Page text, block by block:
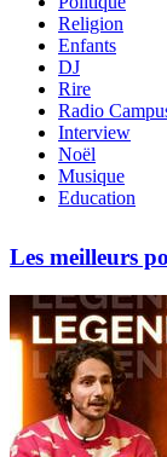
Religion
Enfants
DJ
Rire
Radio
Interview
Noël
Musique
Education
Les meilleurs